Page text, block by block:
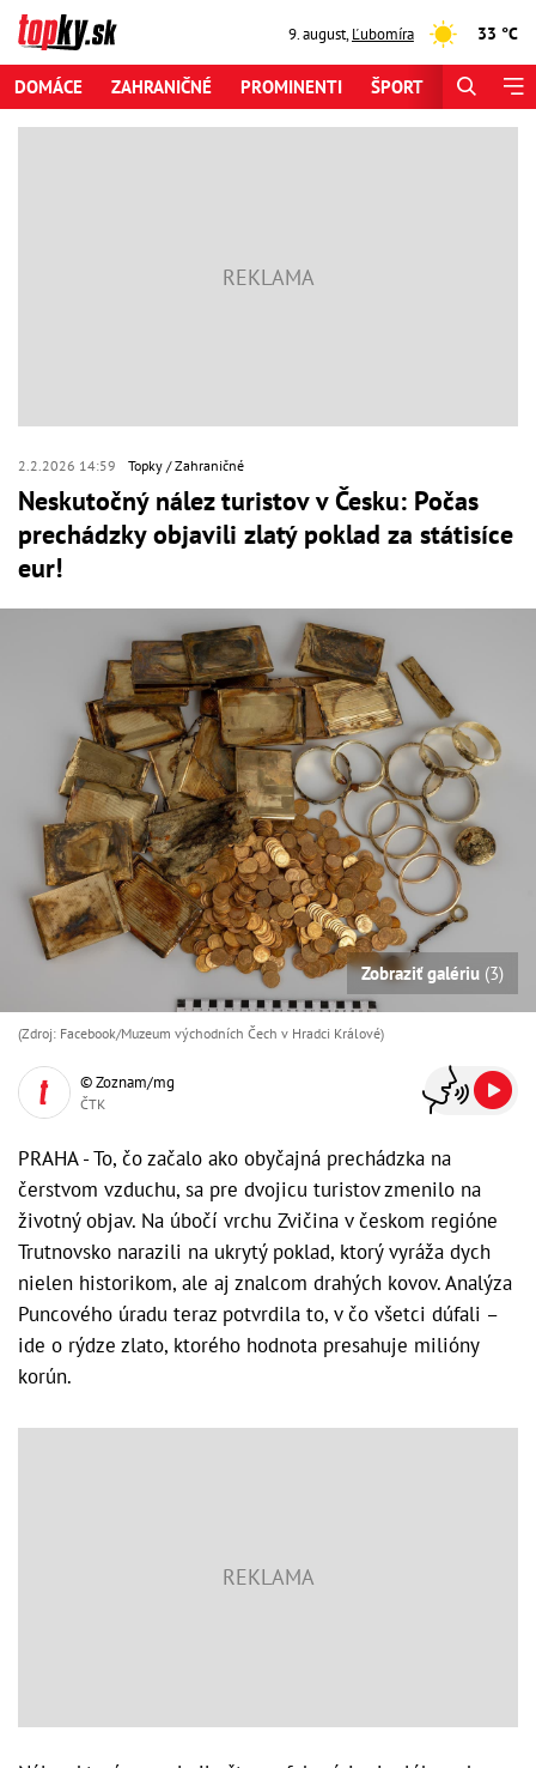
9. august,Ľubomíra 33 °C
DOMÁCE ZAHRANIČNÉ PROMINENTI ŠPORT
2.2.2026 14:59 Topky Zahraničné
Neskutočný nález turistov v Česku: Počas
prechádzky objavili zlatý poklad za státisíce
eur!
Zobraziť galériu (3)
(Zdroj: Facebook/Muzeum východních Čech v Hradci Králové)
© Zoznam/mg
ČTK
PRAHA - To, čo začalo ako obyčajná prechádzka na
čerstvom vzduchu, sa pre dvojicu turistov zmenilo na
životný objav. Na úbočí vrchu Zvičina v českom regióne
Trutnovsko narazili na ukrytý poklad, ktorý vyráža dych
nielen historikom, ale aj znalcom drahých kovov. Analýza
Puncového úradu teraz potvrdila to, v čo všetci dúfali –
ide o rýdze zlato, ktorého hodnota presahuje milióny
korún.